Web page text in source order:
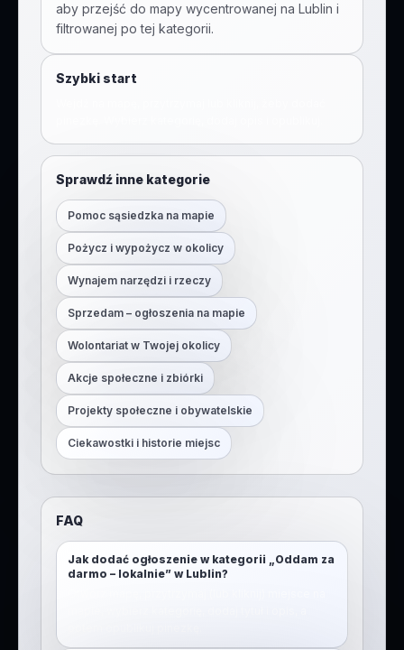
aby przejść do mapy wycentrowanej na Lublin i
filtrowanej po tej kategorii.
Szybki start
Sprawdź inne kategorie
Pomoc sąsiedzka na mapie
Pożycz i wypożycz w okolicy
Wynajem narzędzi i rzeczy
Sprzedam – ogłoszenia na mapie
Wolontariat w Twojej okolicy
Akcje społeczne i zbiórki
Projekty społeczne i obywatelskie
Ciekawostki i historie miejsc
FAQ
Jak dodać ogłoszenie w kategorii „Oddam za
darmo – lokalnie” w Lublin?